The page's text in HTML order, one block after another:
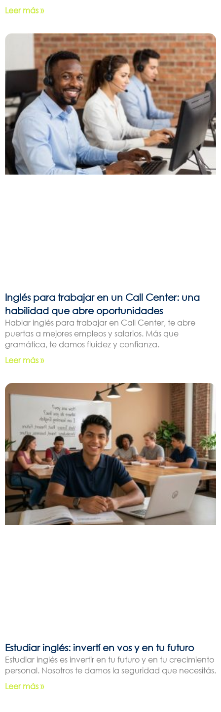
Leer más »
Inglés para trabajar en un Call Center: una
habilidad que abre oportunidades
Hablar inglés para trabajar en Call Center, te abre
puertas a mejores empleos y salarios. Más que
gramática, te damos fluidez y confianza.
Leer más »
Estudiar inglés: invertí en vos y en tu futuro
Estudiar inglés es invertir en tu futuro y en tu crecimiento
personal. Nosotros te damos la seguridad que necesitás.
Leer más »